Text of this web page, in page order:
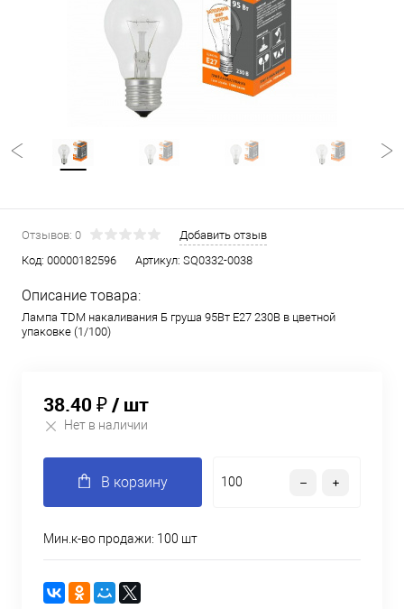
Отзывов: 0
Добавить отзыв
Код: 00000182596 Артикул: SQ0332-0038
Описание товара:
Лампа TDM накаливания Б груша 95Вт Е27 230В в цветной
упаковке (1/100)
38.40 ₽/ шт
Нет в наличии
В корзину
Мин.к-во продажи: 100 шт